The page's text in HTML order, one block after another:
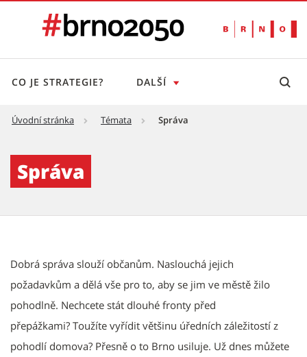
CO JE STRATEGIE? DALŠÍ
Úvodní stránka Témata Správa
Správa
Dobrá správa slouží občanům. Naslouchá jejich
požadavkům a dělá vše pro to, aby se jim ve městě žilo
pohodlně. Nechcete stát dlouhé fronty před
přepážkami? Toužíte vyřídit většinu úředních záležitostí z
pohodlí domova? Přesně o to Brno usiluje. Už dnes můžete